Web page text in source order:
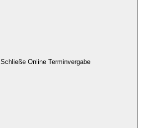
Schließe Online Terminvergabe